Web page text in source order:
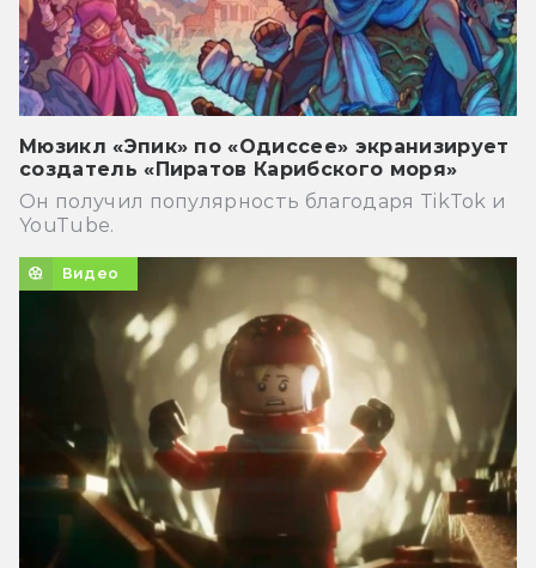
Мюзикл «Эпик» по «Одиссее» экранизирует
создатель «Пиратов Карибского моря»
Он получил популярность благодаря TikTok и
YouTube.
Видео